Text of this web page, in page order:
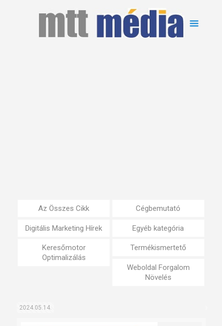
Az Összes Cikk Cégbemutató
Digitális Marketing Hírek Egyéb kategória
Keresőmotor
Optimalizálás
Termékismertető
Weboldal Forgalom
Növelés
2024.05.14.